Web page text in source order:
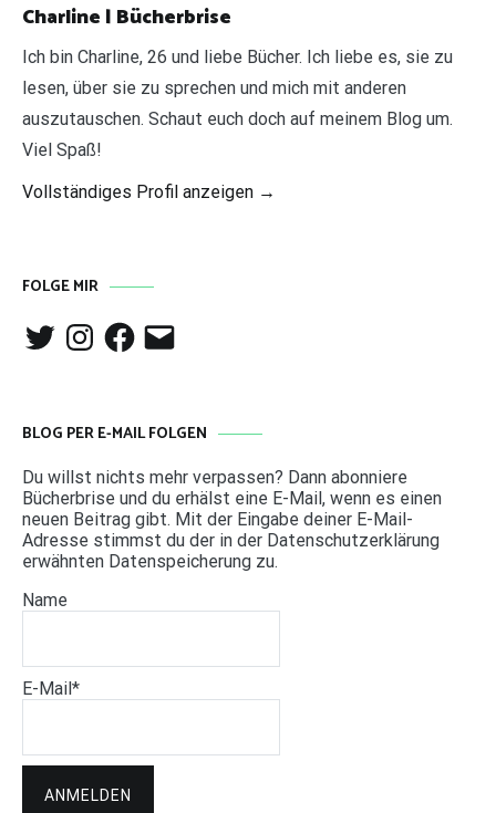
Charline | Bücherbrise
Ich bin Charline, 26 und liebe Bücher. Ich liebe es, sie zu
lesen, über sie zu sprechen und mich mit anderen
auszutauschen. Schaut euch doch auf meinem Blog um.
Viel Spaß!
Vollständiges Profil anzeigen →
FOLGE MIR
TwitterInstagramFacebook
E-
Mail
BLOG PER E-MAIL FOLGEN
Du willst nichts mehr verpassen? Dann abonniere
Bücherbrise und du erhälst eine E-Mail, wenn es einen
neuen Beitrag gibt. Mit der Eingabe deiner E-Mail-
Adresse stimmst du der in der Datenschutzerklärung
erwähnten Datenspeicherung zu.
Name
E-Mail*